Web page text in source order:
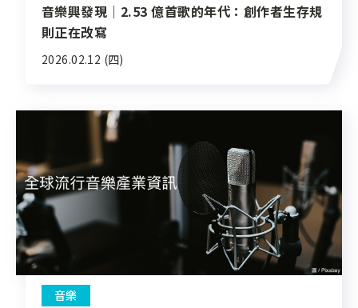
音樂興發現｜2.53 億首歌的年代：創作者生存規
則正在改寫
2026.02.12 (四)
音樂